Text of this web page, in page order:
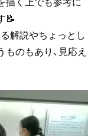
📝
解説やちょっとし
のもあり、見応え